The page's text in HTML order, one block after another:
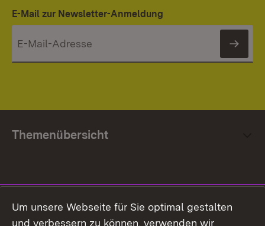
E-Mail zur Newsletter-Anmeldung
Themenübersicht
Facebook
Um unsere Webseite für Sie optimal gestalten
und verbessern zu können, verwenden wir